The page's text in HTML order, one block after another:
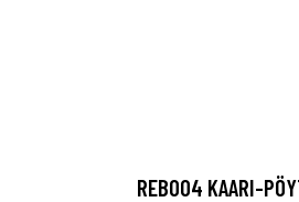
REB004 KAARI-